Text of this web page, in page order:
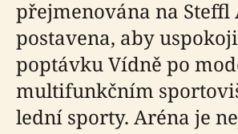
přejmenována na Steffl
postavena, aby
poptávku Vídně po
multifunkčním
lední sporty. Aréna je